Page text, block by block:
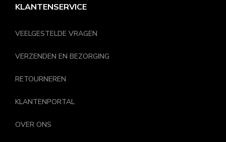
KLANTENSERVICE
VEELGESTELDE VRAGEN
VERZENDEN EN BEZORGING
RETOURNEREN
KLANTENPORTAL
OVER ONS